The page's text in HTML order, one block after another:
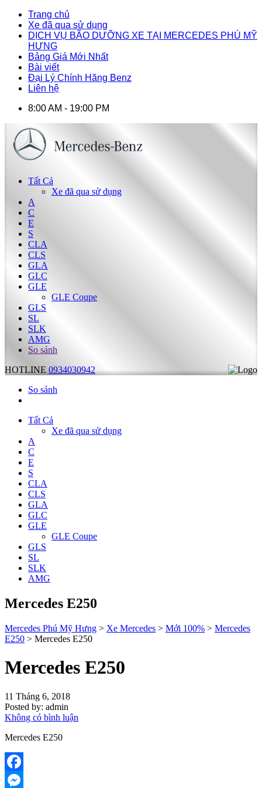
Trang chủ
Xe đã qua sử dụng
DỊCH VỤ BÃO DƯỠNG XE TẠI MERCEDES PHÚ MỸ
HƯNG
Bảng Giá Mới Nhất
Bài viết
Đại Lý Chính Hãng Benz
Liên hệ
8:00 AM - 19:00 PM
Tất Cả
Xe đã qua sử dụng
A
C
E
S
CLA
CLS
GLA
GLC
GLE
GLE Coupe
GLS
SL
SLK
AMG
So sánh
HOTLINE 0934030942
So sánh
Tất Cả
Xe đã qua sử dụng
A
C
E
S
CLA
CLS
GLA
GLC
GLE
GLE Coupe
GLS
SL
SLK
AMG
Mercedes E250
Mercedes Phú Mỹ Hưng > Xe Mercedes > Mới 100% > Mercedes
E250 > Mercedes E250
Mercedes E250
11 Tháng 6, 2018
Posted by: admin
Không có bình luận
Mercedes E250
Facebook